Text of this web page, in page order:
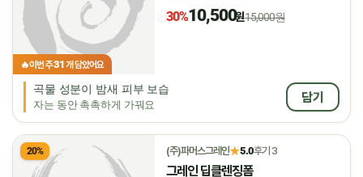
🔥이번 주31개 담았어요
30%10,500원15,000원
곡물 성분이 밤새 피부 보습
자는 동안 촉촉하게 가꿔요
담기
20% (주)파머스그레인★5.0후기 3
그레인 딥클렌징폼